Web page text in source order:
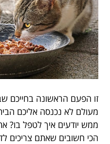
זו הפעם הראשונה בחייכם
מעולם לא נכנסה אליכם
ממש יודעים איך לטפל בו?
הכי חשובים שאתם צריכים